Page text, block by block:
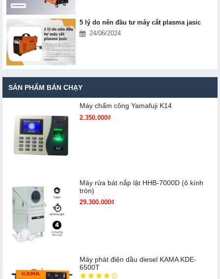
5 lý do nên đầu tư máy cắt plasma jasic
24/06/2024
SẢN PHẨM BÁN CHẠY
Máy chấm cô​ng Yamafuji K14
2.350.000₫
Máy rửa bát nắp lật HHB-7000D (ô kính
tròn)
29.300.000₫
Máy phát điện dầu diesel KAMA KDE-
6500T